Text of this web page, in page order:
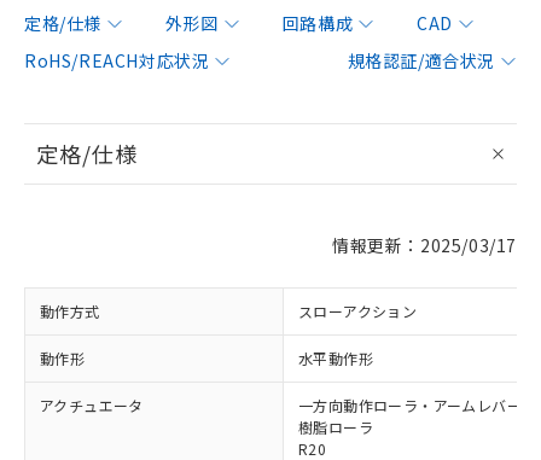
定格/仕様 外形図 回路構成
CAD
RoHS/REACH対応状況
規格認証/適合状況
定格/仕様
情報更新：2025/03/17
動作方式 スローアクション
動作形 水平動作形
アクチュエータ
一方向動作ローラ・アームレバー
樹脂ローラ
R20